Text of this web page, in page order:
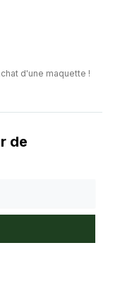
d'une maquette !
de